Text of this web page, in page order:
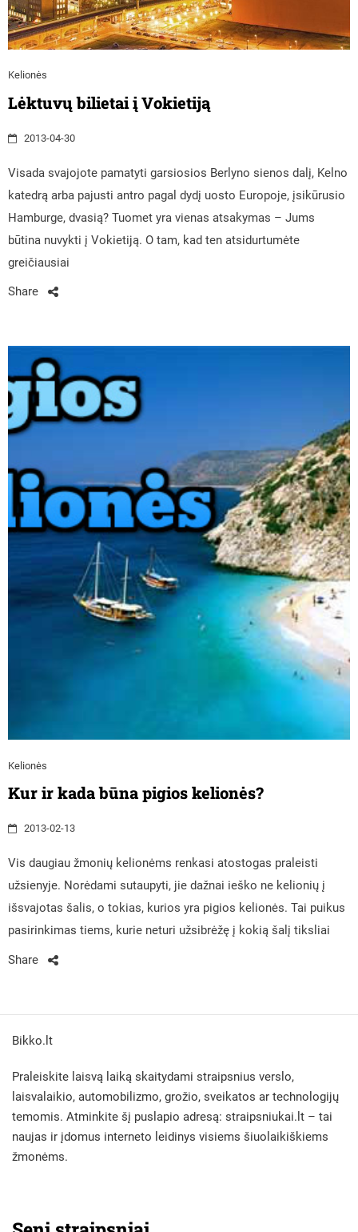
Kelionės
Lėktuvų bilietai į Vokietiją
2013-04-30
Visada svajojote pamatyti garsiosios Berlyno sienos dalį, Kelno
katedrą arba pajusti antro pagal dydį uosto Europoje, įsikūrusio
Hamburge, dvasią? Tuomet yra vienas atsakymas – Jums
būtina nuvykti į Vokietiją. O tam, kad ten atsidurtumėte
greičiausiai
Share
Kelionės
Kur ir kada būna pigios kelionės?
2013-02-13
Vis daugiau žmonių kelionėms renkasi atostogas praleisti
užsienyje. Norėdami sutaupyti, jie dažnai ieško ne kelionių į
išsvajotas šalis, o tokias, kurios yra pigios kelionės. Tai puikus
pasirinkimas tiems, kurie neturi užsibrėžę į kokią šalį tiksliai
Share
Bikko.lt
Praleiskite laisvą laiką skaitydami straipsnius verslo,
laisvalaikio, automobilizmo, grožio, sveikatos ar technologijų
temomis. Atminkite šį puslapio adresą: straipsniukai.lt – tai
naujas ir įdomus interneto leidinys visiems šiuolaikiškiems
žmonėms.